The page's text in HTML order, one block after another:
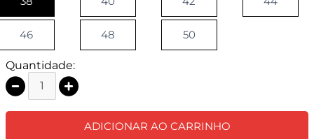
46 48 50
Quantidade:
ADICIONAR AO CARRINHO